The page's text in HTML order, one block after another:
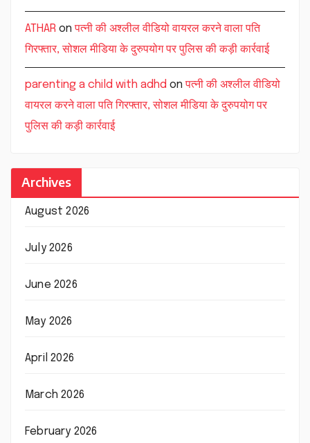
ATHAR onपत्नी की अश्लील वीडियो वायरल करने वाला पति
गिरफ्तार, सोशल मीडिया के दुरुपयोग पर पुलिस की कड़ी कार्रवाई
parenting a child with adhd onपत्नी की अश्लील वीडियो
वायरल करने वाला पति गिरफ्तार, सोशल मीडिया के दुरुपयोग पर
पुलिस की कड़ी कार्रवाई
Archives
August 2026
July 2026
June 2026
May 2026
April 2026
March 2026
February 2026